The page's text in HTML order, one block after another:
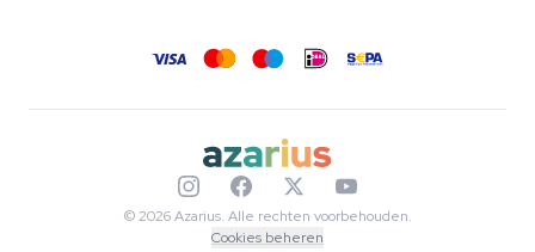
© 2026 Azarius. Alle rechten voorbehouden.
Cookies beheren